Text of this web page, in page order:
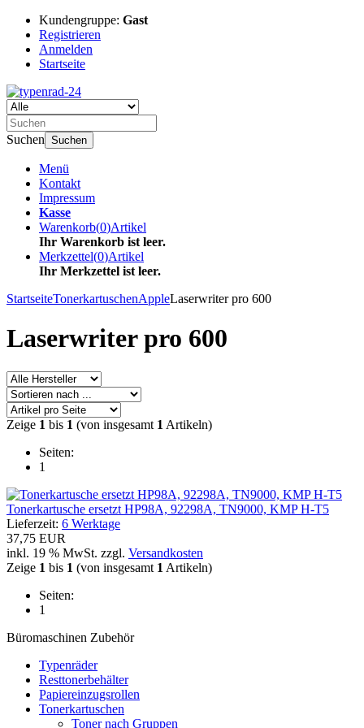
Kundengruppe: Gast
Registrieren
Anmelden
Startseite
Suchen Suchen
Menü
Kontakt
Impressum
Kasse
Warenkorb(0)Artikel
Ihr Warenkorb ist leer.
Merkzettel(0)Artikel
Ihr Merkzettel ist leer.
StartseiteTonerkartuschenAppleLaserwriter pro 600
Laserwriter pro 600
Zeige 1 bis 1 (von insgesamt 1 Artikeln)
Seiten:
1
Tonerkartusche ersetzt HP98A, 92298A, TN9000, KMP H-T5
Lieferzeit: 6 Werktage
37,75 EUR
inkl. 19 % MwSt. zzgl. Versandkosten
Zeige 1 bis 1 (von insgesamt 1 Artikeln)
Seiten:
1
Büromaschinen Zubehör
Typenräder
Resttonerbehälter
Papiereinzugsrollen
Tonerkartuschen
Toner nach Gruppen